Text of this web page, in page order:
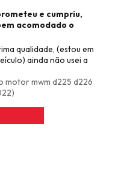
e cumpriu,
acomodado o
qualidade, (estou em
ainda não usei a
motor mwm d225 d226